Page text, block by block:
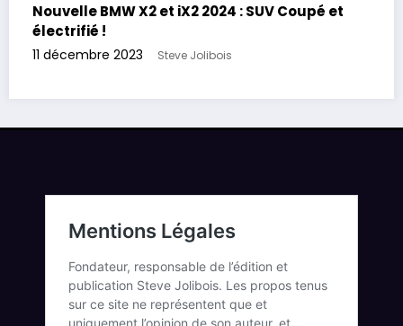
Nouvelle BMW X2 et iX2 2024 : SUV Coupé et
électrifié !
11 décembre 2023 Steve Jolibois